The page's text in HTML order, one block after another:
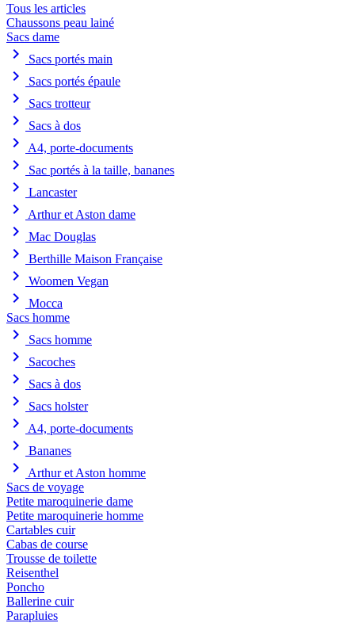
Tous les articles
Chaussons peau lainé
Sacs dame
chevron_right Sacs portés main
chevron_right Sacs portés épaule
chevron_right Sacs trotteur
chevron_right Sacs à dos
chevron_right A4, porte-documents
chevron_right Sac portés à la taille, bananes
chevron_right Lancaster
chevron_right Arthur et Aston dame
chevron_right Mac Douglas
chevron_right Berthille Maison Française
chevron_right Woomen Vegan
chevron_right
Mocca
Sacs homme
chevron_right Sacs homme
chevron_right Sacoches
chevron_right Sacs à dos
chevron_right Sacs holster
chevron_right A4, porte-documents
chevron_right Bananes
chevron_right
Arthur et Aston homme
Sacs de voyage
Petite maroquinerie dame
Petite maroquinerie homme
Cartables cuir
Cabas de course
Trousse de toilette
Reisenthel
Poncho
Ballerine cuir
Parapluies